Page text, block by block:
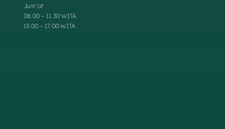
Jum’at
08.00 – 11.30 WITA
13.00 – 17.00 WITA